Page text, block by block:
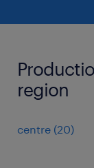
region
centre (20)